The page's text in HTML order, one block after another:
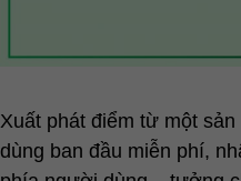
Xuất phát điểm từ một
dùng ban đầu miễn phí,